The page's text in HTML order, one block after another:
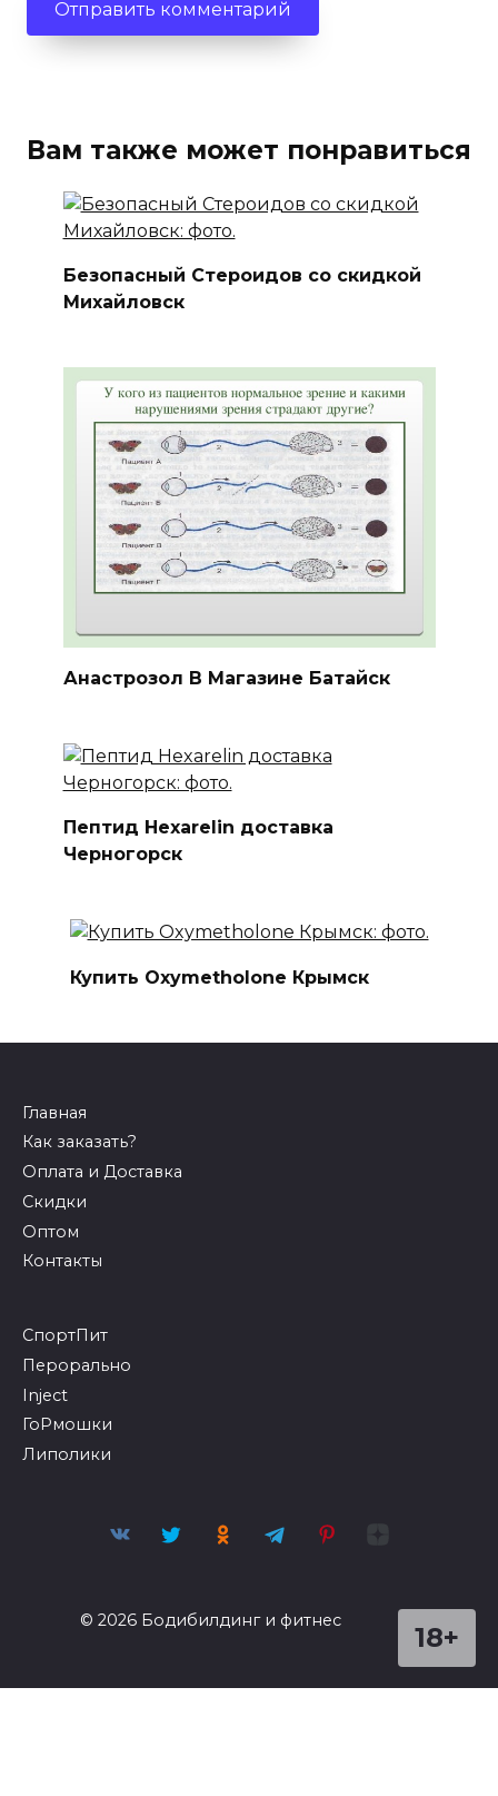
Вам также может понравиться
Безопасный Стероидов со скидкой
Михайловск
Анастрозол В Магазине Батайск
Пептид Hexarelin доставка
Черногорск
Купить Oxymetholone Крымск
Главная
Как заказать?
Оплата и Доставка
Скидки
Оптом
Контакты
СпортПит
Перорально
Inject
ГоРмошки
Липолики
18+
© 2026 Бодибилдинг и фитнес